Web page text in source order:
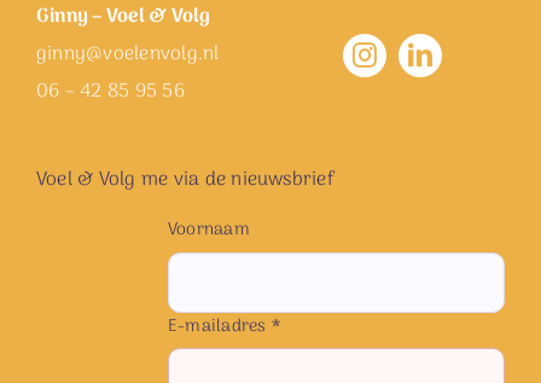
Ginny – Voel & Volg
ginny@voelenvolg.nl
06 – 42 85 95 56
Voel & Volg me via de nieuwsbrief
Voornaam
E-mailadres *